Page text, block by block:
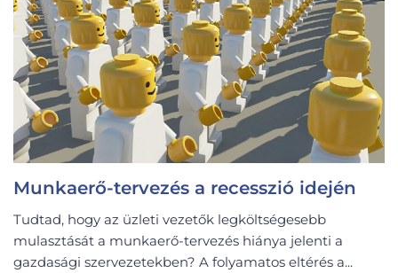
Munkaerő-tervezés a recesszió idején
Tudtad, hogy az üzleti vezetők legköltségesebb
mulasztását a munkaerő-tervezés hiánya jelenti a
gazdasági szervezetekben? A folyamatos eltérés a...